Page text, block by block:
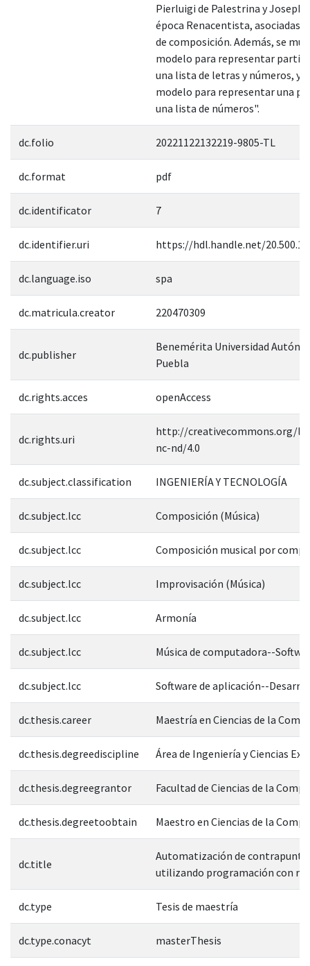
Pierluigi de Palestrina y Joseph
época Renacentista, asociadas
de composición. Además, se
modelo para representar
una lista de letras y números, y
modelo para representar una
una lista de números".
dc.folio 20221122132219-9805-TL
dc.format pdf
dc.identificator 7
dc.identifier.uri https://hdl.handle.net/
dc.language.iso spa
dc.matricula.creator 220470309
dc.publisher
Benemérita Universidad
Puebla
dc.rights.acces openAccess
dc.rights.uri
http://creativecommons.org/
nc-nd/4.0
dc.subject.classification INGENIERÍA Y TECNOLOGÍA
dc.subject.lcc Composición (Música)
dc.subject.lcc Composición musical por
dc.subject.lcc Improvisación (Música)
dc.subject.lcc Armonía
dc.subject.lcc Música de computadora--
dc.subject.lcc Software de aplicación--
dc.thesis.career Maestría en Ciencias de la
dc.thesis.degreediscipline Área de Ingeniería y Ciencias
dc.thesis.degreegrantor Facultad de Ciencias de la
dc.thesis.degreetoobtain Maestro en Ciencias de la
dc.title
Automatización de
utilizando programación con
dc.type Tesis de maestría
dc.type.conacyt masterThesis